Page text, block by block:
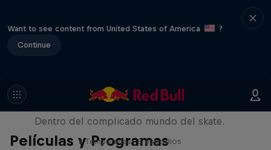
Want to see content from United States of America
?
Continue
Películas y Programas
Pushing Forward
Dentro del complicado mundo del skate.
2 Temporadas · 8 episodios